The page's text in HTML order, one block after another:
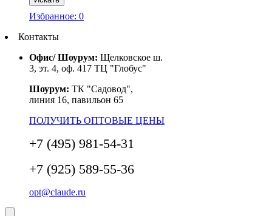
Избранное: 0
Контакты
Офис/ Шоурум: Щелковское ш.
3, эт. 4, оф. 417 ТЦ "Глобус"
Шоурум: ТК "Садовод",
линия 16, павильон 65
ПОЛУЧИТЬ ОПТОВЫЕ ЦЕНЫ
+7 (495) 981-54-31
+7 (925) 589-55-36
opt@claude.ru